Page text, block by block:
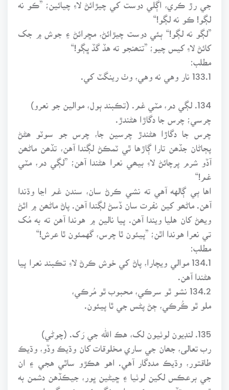
لڳو! ڪو نه لڳو!“
”لڳو نه لڳو!“ ٻئي دوست چيڙائڻ، مڇرائڻ ۽ جوش ۾ جک
کائڻ لاءِ کيس چيو؛ ”تنھنجو ته هڏ گڏ ڀڳو!“
مطلب:
133.1 نار وهي نه وهي، وٺ رينگٽ کي.
134. لڳي دم، مٽي غم. (تڪبند ٻول، موالين جو نعرو)
چرسي؛ چرس جا دگاڙا هڻندڙ.
چرس جا دگاڙا هڻندڙ چرسين جا، چرس جو سوٽو ھڻڻ
پڄاڻان جڏھن تارا ڳاڙها ٿي ٽمڪڻ لڳندا آهن، تڏھن ماڻھن
آڏو شرم پرچائڻ لاءِ بيھي نعرا هڻندا آهن؛ ”لڳي دم، مٽي
غم!“
اها ٻي ڳالهه آهي ته نشي ڪرڻ سان، سندن غم اڃا وڌندا
آهن. ماڻھو کين نفرت سان ڏسڻ لڳندا آهن. پاڻ ماڻھن ۾ اٿڻ
ويھڻ کان هليا ويندا آهن. پيا نالين ۾ هوندا آهن ته به مُک
تي نعرا هوندا اٿن؛ ”پيئون ٿا چرس، گهمئون ٿا عرش!“
مطلب:
134.1 موالي ويچارا، پاڻ کي خوش ڪرڻ لاءِ تڪبند نعرا پيا
هڻندا آهن.
134.2 نشو ٿو سرڪي، محبوب ٿو مُرڪي،
ملو ٿو ڪُرڪي، ڄڻ پڻس جي ٿا پيئون.
135. لنڊيون لوٺيون لک، هڪ الله جي رَک. (چوڻي)
رب تعالى، جھان جي ساري مخلوقات کان وڌيڪ وڏو، وڌيڪ
طاقتور، وڌيڪ مددگار آهي. اهو هڪڙو ساٿي هجي ۽ ان
جي برعڪس لکين لوٺيا ۽ ڇيڻين ڀور، جيڪڏهن دشمن به
ٿي پون، تڏهن به هڪڙو وار ونگو ڪري نه سگهندا. پھرين